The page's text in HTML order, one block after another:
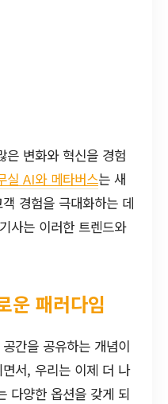
은 변화와 혁신을 경험
실 AI와 메타버스는 새
경험을 극대화하는 데
사는 이러한 트렌드와
운 패러다임
간을 공유하는 개념이
서, 우리는 이제 더 나
다양한 옵션을 갖게 되